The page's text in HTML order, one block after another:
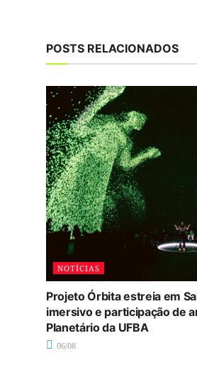
POSTS RELACIONADOS
NOTÍCIAS
Projeto Órbita estreia em
imersivo e participação de
Planetário da UFBA
06/08